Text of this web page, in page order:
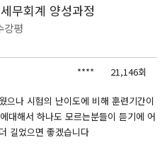
무회계 양성과정
강평
**** 21,146회
으나 시험의 난이도에 비해 훈련기간이
대해서 하나도 모르는분들이 듣기에 어
길었으면 좋겠습니다
스(MAX),레빗(REVIT))실무자 양성과정
양성 지원